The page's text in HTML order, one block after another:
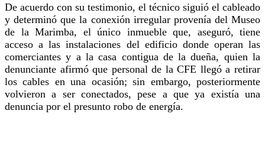
De acuerdo con su testimonio, el técnico siguió el cableado
y determinó que la conexión irregular provenía del Museo
de la Marimba, el único inmueble que, aseguró, tiene
acceso a las instalaciones del edificio donde operan las
comerciantes y a la casa contigua de la dueña, quien la
denunciante afirmó que personal de la CFE llegó a retirar
los cables en una ocasión; sin embargo, posteriormente
volvieron a ser conectados, pese a que ya existía una
denuncia por el presunto robo de energía.